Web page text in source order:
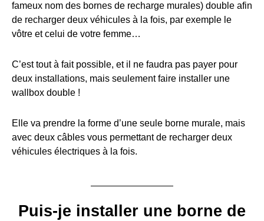
fameux nom des bornes de recharge murales) double afin
de recharger deux véhicules à la fois, par exemple le
vôtre et celui de votre femme…
C’est tout à fait possible, et il ne faudra pas payer pour
deux installations, mais seulement faire installer une
wallbox double !
Elle va prendre la forme d’une seule borne murale, mais
avec deux câbles vous permettant de recharger deux
véhicules électriques à la fois.
Puis-je installer une borne de